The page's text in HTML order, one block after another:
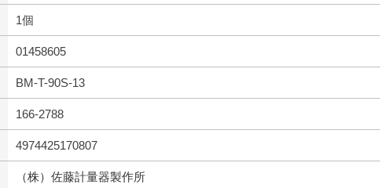
1個
01458605
BM-T-90S-13
166-2788
4974425170807
（株）佐藤計量器製作所